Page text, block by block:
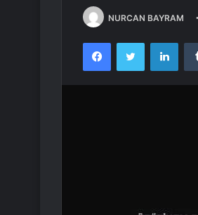
NURCAN BAYRAM
FacebookTwitter